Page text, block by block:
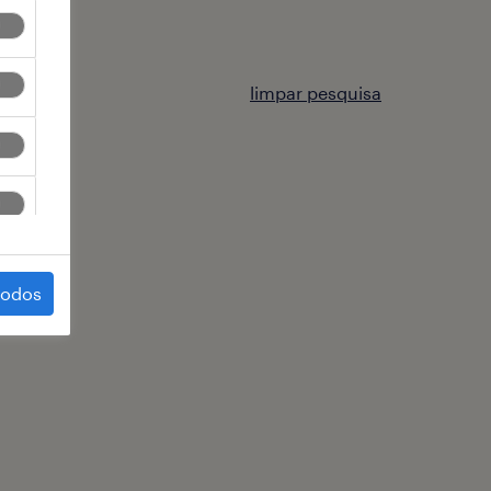
limpar pesquisa